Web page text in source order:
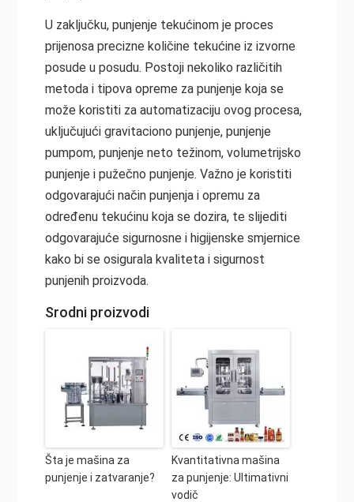
U zaključku, punjenje tekućinom je proces
prijenosa precizne količine tekućine iz izvorne
posude u posudu. Postoji nekoliko različitih
metoda i tipova opreme za punjenje koja se
može koristiti za automatizaciju ovog procesa,
uključujući gravitaciono punjenje, punjenje
pumpom, punjenje neto težinom, volumetrijsko
punjenje i pužečno punjenje. Važno je koristiti
odgovarajući način punjenja i opremu za
određenu tekućinu koja se dozira, te slijediti
odgovarajuće sigurnosne i higijenske smjernice
kako bi se osigurala kvaliteta i sigurnost
punjenih proizvoda.
Srodni proizvodi
Šta je mašina za
punjenje i zatvaranje?
Kvantitativna mašina
za punjenje: Ultimativni
vodič